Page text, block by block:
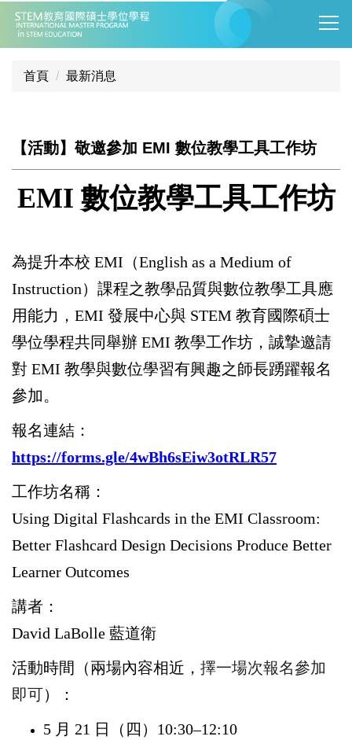
跳
到
主
首頁 最新消息
【活動】敬邀參加 EMI 數位教學工具工作坊
EMI 數位教學工具工作坊
為提升本校 EMI （English as a Medium of
Instruction）課程之教學品質與數位教學工具應
用能力， EMI 發展中心與 STEM 教育國際碩士
學位學程共同舉辦 EMI 教學工作坊，誠摯邀請
對 EMI 教學與數位學習有興趣之師長踴躍報名
參加。
報名連結：
https://forms.gle/4wBh6sEiw3otRLR57
工作坊名稱：
Using Digital Flashcards in the EMI Classroom:
Better Flashcard Design Decisions Produce Better
Learner Outcomes
講者：
David LaBolle 藍道衛
活動時間（兩場內容相近， 擇一場次報名參加
即可）：
5 月 21 日（四） 10:30–12:10